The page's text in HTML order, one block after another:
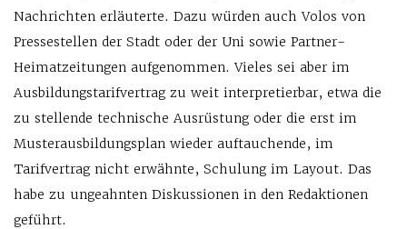
Nachrichten erläuterte. Dazu würden auch Volos von
Pressestellen der Stadt oder der Uni sowie Partner-
Heimatzeitungen aufgenommen. Vieles sei aber im
Ausbildungstarifvertrag zu weit interpretierbar, etwa die
zu stellende technische Ausrüstung oder die erst im
Musterausbildungsplan wieder auftauchende, im
Tarifvertrag nicht erwähnte, Schulung im Layout. Das
habe zu ungeahnten Diskussionen in den Redaktionen
geführt.